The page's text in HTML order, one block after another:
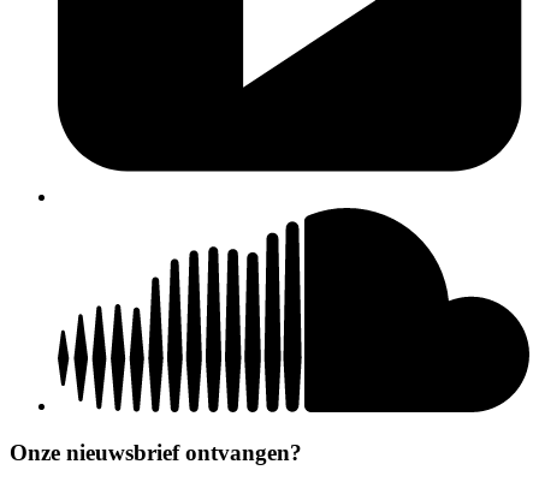
Onze nieuwsbrief ontvangen?